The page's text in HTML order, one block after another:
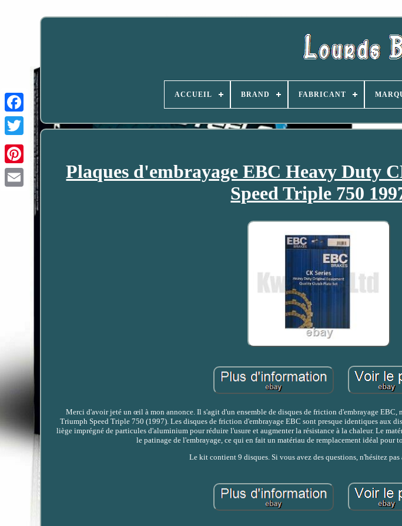
ACCUEIL BRAND FABRICANT
Plaques d'embrayage EBC Heavy Duty
Speed Triple 750
Merci d'avoir jeté un œil à mon annonce. Il s'agit d'un ensemble de disques de friction d'embrayage EBC,
Triumph Speed Triple 750 (1997). Les disques de friction d'embrayage EBC sont presque identiques aux
liège imprégné de particules d'aluminium pour réduire l'usure et augmenter la résistance à la chaleur. Le
le patinage de l'embrayage, ce qui en fait un matériau de remplacement idéal pour
Le kit contient 9 disques. Si vous avez des questions, n'hésitez pas